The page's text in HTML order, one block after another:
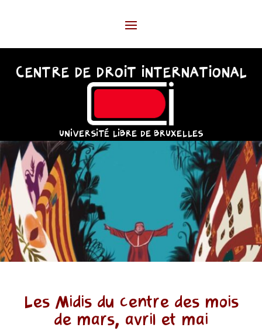
CENTRE DE DROIT INTERNATIONAL
UNIVERSITÉ LIBRE DE BRUXELLES
Les Midis du centre des mois
de mars, avril et mai